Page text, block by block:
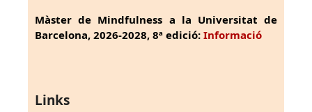
Màster de Mindfulness a la Universitat de
Barcelona, 2026-2028, 8ª edició: Informació
Links